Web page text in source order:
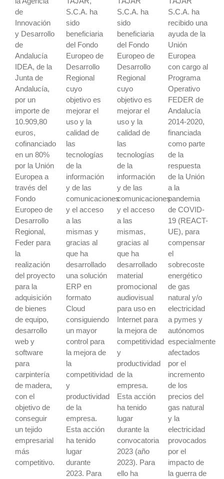
de
Innovación
y Desarrollo
de
Andalucía
IDEA, de la
Junta de
Andalucía,
por un
importe de
10.909,80
euros,
cofinanciado
en un 80%
por la Unión
Europea a
través del
Fondo
Europeo de
Desarrollo
Regional,
Feder para
la
realización
del proyecto
para la
adquisición
de bienes
de equipo,
desarrollo
web y
software
para
carpintería
de madera,
con el
objetivo de
conseguir
un tejido
empresarial
más
competitivo.
S.C.A. ha
sido
beneficiaria
del Fondo
Europeo de
Desarrollo
Regional
cuyo
objetivo es
mejorar el
uso y la
calidad de
las
tecnologías
de la
información
y de las
comunicaciones
y el acceso
a las
mismas y
gracias al
que ha
desarrollado
una solución
ERP en
formato
Cloud
consiguiendo
un mayor
control para
la mejora de
la
competitividad
y
productividad
de la
empresa.
Esta acción
ha tenido
lugar
durante
2023. Para
S.C.A. ha
sido
beneficiaria
del Fondo
Europeo de
Desarrollo
Regional
cuyo
objetivo es
mejorar el
uso y la
calidad de
las
tecnologías
de la
información
y de las
comunicaciones
y el acceso
a las
mismas,
gracias al
que ha
desarrollado
material
promocional
audiovisual
para uso en
Internet para
la mejora de
competitividad
y
productividad
de la
empresa.
Esta acción
ha tenido
lugar
durante la
convocatoria
2023 (año
2023). Para
ello ha
S.C.A. ha
recibido una
ayuda de la
Unión
Europea
con cargo al
Programa
Operativo
FEDER de
Andalucía
2014-2020,
financiada
como parte
de la
respuesta
de la Unión
a la
pandemia
de COVID-
19 (REACT-
UE), para
compensar
el
sobrecoste
energético
de gas
natural y/o
electricidad
a pymes y
autónomos
especialmente
afectados
por el
incremento
de los
precios del
gas natural
y la
electricidad
provocados
por el
impacto de
la guerra de